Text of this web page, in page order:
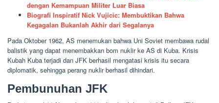
dengan Kemampuan Militer Luar Biasa
Biografi Inspiratif Nick Vujicic: Membuktikan Bahwa
Kegagalan Bukanlah Akhir dari Segalanya
Pada Oktober 1962, AS menemukan bahwa Uni Soviet membawa rudal
balistik yang dapat menembakkan bom nuklir ke AS di Kuba. Krisis
Kubah Kuba terjadi dan JFK berhasil mengatasi krisis itu secara
diplomatik, sehingga perang nuklir berhasil dihindari.
Pembunuhan JFK